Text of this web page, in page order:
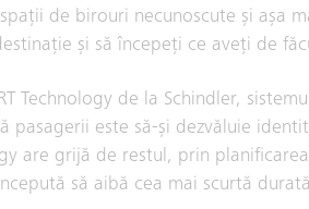
de birouri necunoscute și așa
și să începeți ce aveți de
Technology de la Schindler,
pasagerii este să-și dezvăluie
are grijă de restul, prin
să aibă cea mai scurtă